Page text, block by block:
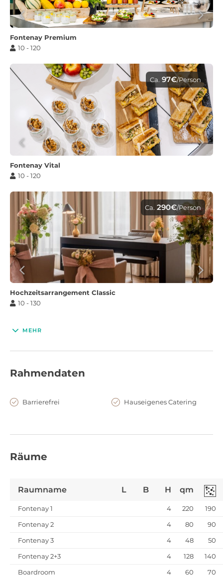
Fontenay Premium
10 - 120
Ca. 97€/Person
Fontenay Vital
10 - 120
Ca. 290€/Person
Hochzeitsarrangement Classic
10 - 130
MEHR
Rahmendaten
Barrierefrei Hauseigenes Catering
Räume
Raumname L B H qm
Fontenay 1 4 220
190
Fontenay 2
4 80
90
Fontenay 3
4 48
50
Fontenay 2+3
4 128
140
Boardroom
4 60 70